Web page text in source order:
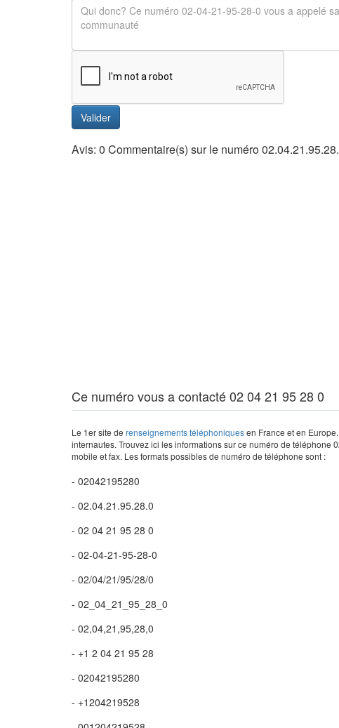
Valider
Avis: 0 Commentaire(s) sur le numéro
Ce numéro vous a contacté 02 04 21 95 28 0
Le 1er site de renseignements téléphoniquesen France et en
internautes. Trouvez ici les informations sur ce numéro de
mobile et fax. Les formats possibles de numéro de téléphone sont :
- 02042195280
- 02.04.21.95.28.0
- 02 04 21 95 28 0
- 02-04-21-95-28-0
- 02/04/21/95/28/0
- 02_04_21_95_28_0
- 02,04,21,95,28,0
- +1 2 04 21 95 28
- 02042195280
- +1204219528